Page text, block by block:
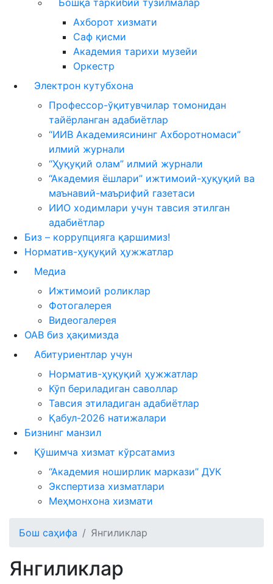
Бошқа таркибий тузилмалар
Ахборот хизмати
Саф қисми
Академия тарихи музейи
Оркестр
Электрон кутубхона
Профессор-ўқитувчилар томонидан
тайёрланган адабиётлар
“ИИВ Академиясининг Ахборотномаси”
илмий журнали
“Ҳуқуқий олам” илмий журнали
“Академия ёшлари” ижтимоий-ҳуқуқий ва
маънавий-маърифий газетаси
ИИО ходимлари учун тавсия этилган
адабиётлар
Биз – коррупцияга қаршимиз!
Норматив-ҳуқуқий ҳужжатлар
Медиа
Ижтимоий роликлар
Фотогалерея
Видеогалерея
ОАВ биз ҳақимизда
Абитуриентлар учун
Норматив-ҳуқуқий ҳужжатлар
Кўп бериладиган саволлар
Тавсия этиладиган адабиётлар
Қабул-2026 натижалари
Бизнинг манзил
Қўшимча хизмат кўрсатамиз
“Академия ноширлик маркази” ДУК
Экспертиза хизматлари
Меҳмонхона хизмати
Бош саҳифа Янгиликлар
Янгиликлар